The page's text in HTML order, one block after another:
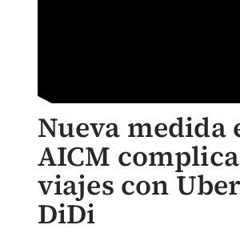
Nueva medida
AICM complica
viajes con
DiDi